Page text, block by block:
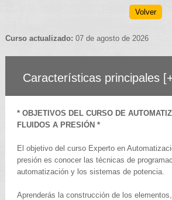
Volver
Curso actualizado: 07 de agosto de 2026
Características principales
* OBJETIVOS DEL CURSO DE
FLUIDOS A PRESIÓN *
El objetivo del curso Experto en
presión es conocer las técnicas de
automatización y los sistemas de potencia.
Aprenderás la construcción de los